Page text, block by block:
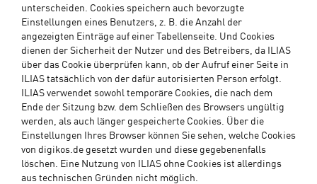
unterscheiden. Cookies speichern auch bevorzugte
Einstellungen eines Benutzers, z. B. die Anzahl der
angezeigten Einträge auf einer Tabellenseite. Und Cookies
dienen der Sicherheit der Nutzer und des Betreibers, da ILIAS
über das Cookie überprüfen kann, ob der Aufruf einer Seite in
ILIAS tatsächlich von der dafür autorisierten Person erfolgt.
ILIAS verwendet sowohl temporäre Cookies, die nach dem
Ende der Sitzung bzw. dem Schließen des Browsers ungültig
werden, als auch länger gespeicherte Cookies. Über die
Einstellungen Ihres Browser können Sie sehen, welche Cookies
von digikos.de gesetzt wurden und diese gegebenenfalls
löschen. Eine Nutzung von ILIAS ohne Cookies ist allerdings
aus technischen Gründen nicht möglich.